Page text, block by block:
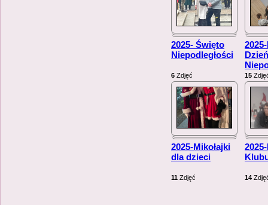
2025- Święto
Niepodległości
6 Zdjęć
Dzień
15
2025-Mikołajki
dla dzieci
11 Zdjęć 14